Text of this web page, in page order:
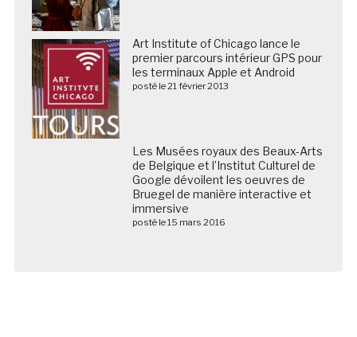
Art Institute of Chicago lance le
premier parcours intérieur GPS pour
les terminaux Apple et Android
posté le 21 février 2013
Les Musées royaux des Beaux-Arts de Belgique et
l’Institut Culturel de Google dévoilent les oeuvres de
Bruegel de manière interactive et immersive